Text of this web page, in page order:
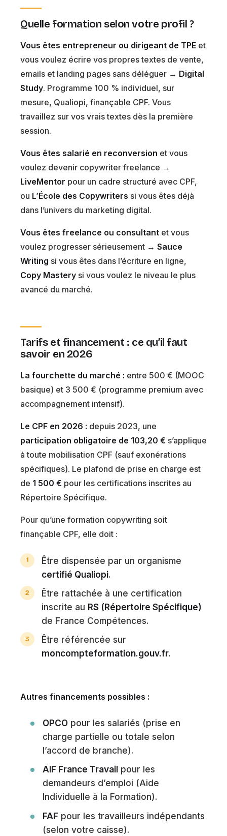
Quelle formation selon votre profil ?
Vous êtes entrepreneur ou dirigeant de TPE et
vous voulez écrire vos propres textes de vente,
emails et landing pages sans déléguer → Digital
Study. Programme 100 % individuel, sur
mesure, Qualiopi, finançable CPF. Vous
travaillez sur vos vrais textes dès la première
session.
Vous êtes salarié en reconversion et vous
voulez devenir copywriter freelance →
LiveMentor pour un cadre structuré avec CPF,
ou L’École des Copywriters si vous êtes déjà
dans l’univers du marketing digital.
Vous êtes freelance ou consultant et vous
voulez progresser sérieusement → Sauce
Writing si vous êtes dans l’écriture en ligne,
Copy Mastery si vous voulez le niveau le plus
avancé du marché.
Tarifs et financement : ce qu’il faut
savoir en 2026
La fourchette du marché : entre 500 € (MOOC
basique) et 3 500 € (programme premium avec
accompagnement intensif).
Le CPF en 2026 : depuis 2023, une
participation obligatoire de 103,20 € s’applique
à toute mobilisation CPF (sauf exonérations
spécifiques). Le plafond de prise en charge est
de 1 500 € pour les certifications inscrites au
Répertoire Spécifique.
Pour qu’une formation copywriting soit
finançable CPF, elle doit :
Être dispensée par un organisme
certifié Qualiopi.
Être rattachée à une certification
inscrite au RS (Répertoire Spécifique)
de France Compétences.
Être référencée sur
moncompteformation.gouv.fr.
Autres financements possibles :
OPCO pour les salariés (prise en
charge partielle ou totale selon
l’accord de branche).
AIF France Travail pour les
demandeurs d’emploi (Aide
Individuelle à la Formation).
FAF pour les travailleurs indépendants
(selon votre caisse).